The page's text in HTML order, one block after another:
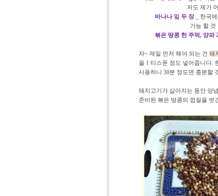
저도 제가 어느 부위
바나나 잎 두 장_ 한국에
가능 할 것 같
볶은 땅콩 한 주먹, 양파
자~ 제일 먼저 해야 되는 건 돼
을 1 티스푼 정도 넣어줍니다.
사용하니 30분 정도면 충분할
돼지고기가 삶아지는 동안 양
준비된 볶은 땅콩의 껍질을 벗